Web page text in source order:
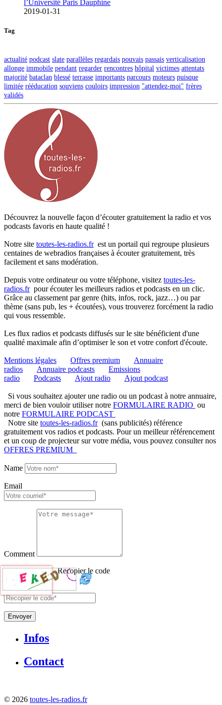
l’Université Paris Dauphine
2019-01-31
Tag
actualité podcast slate parallèles regardais pouvais passais verticalisation
allonge immobile pendant regarder rencontres hôpital victimes attentats
majorité bataclan blessé terrasse importants parcours moteurs puisque
limitée rééducation souviens couloirs impression "attendez-moi" frères
validés
Découvrez la nouvelle façon d’écouter gratuitement la radio et vos
podcasts favoris en haute qualité !
Notre site toutes-les-radios.frest un portail qui regroupe plusieurs
centaines de webradios françaises à écouter gratuitement, très
facilement et sans modération.
Depuis votre ordinateur ou votre téléphone, visitez toutes-les-
radios.frpour écouter les meilleurs radios et podcasts en un clic.
Grâce au classement par genre (hits, infos, rock, jazz…) ou par
thème (sans pub, les + écoutées), vous trouverez forcément la radio
qui vous ressemble.
Les flux radios et podcasts diffusés sur le site bénéficient d'une
qualité maximale afin d’optimiser le son et votre confort d'écoute.
Mentions légales Offres premium
Annuaire
radios
Annuaire podcasts
Emissions
radio
Podcasts Ajout radio Ajout podcast
Si vous souhaitez ajouter une radio ou un podcast à notre annuaire,
merci de bien vouloir utiliser notre FORMULAIRE RADIO ou
notre FORMULAIRE PODCAST
Notre site toutes-les-radios.fr(sans publicités) référence
gratuitement vos radios et podcasts. Pour un meilleur référencement
et un coup de projecteur sur votre média, vous pouvez consulter nos
OFFRES PREMIUM
Name
Email
Comment
Recopier le code
Envoyer
Infos
Contact
© 2026 toutes-les-radios.fr